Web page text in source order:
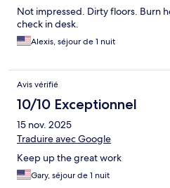
Not impressed. Dirty floors. Burn
check in desk.
Alexis, séjour de 1 nuit
Avis vérifié
10/10 Exceptionnel
15 nov. 2025
Traduire avec Google
Keep up the great work
Gary, séjour de 1 nuit